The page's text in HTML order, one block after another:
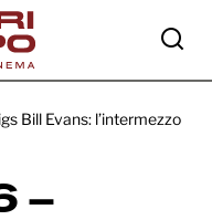
Bill Evans: l’intermezzo
–